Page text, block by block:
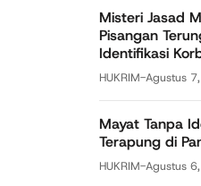
Misteri Jasad
Pisangan
Identifikasi
HUKRIM-Agustus
Mayat Tanpa
Terapung di
HUKRIM-Agustus